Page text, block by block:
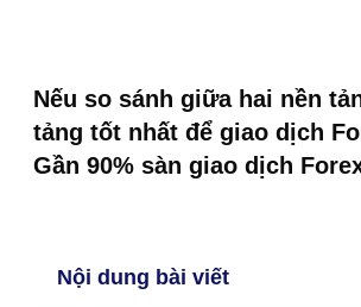
Nếu so sánh giữa hai nền
tảng tốt nhất để giao dịch
Gần 90% sàn giao dịch
Nội dung bài viết